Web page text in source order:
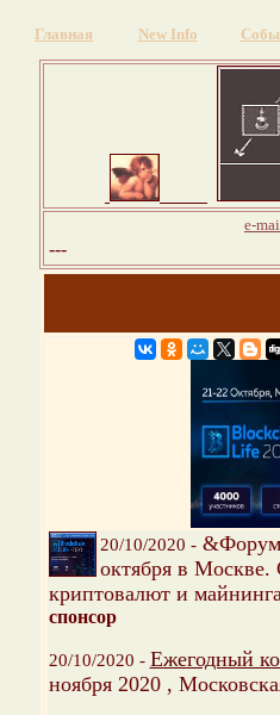
Главная New Info
e-
---
20/10/2020 -&Форум
октября в Москве.
криптовалют и
спонсор
20/10/2020 - Ежегодный
ноября 2020 ,